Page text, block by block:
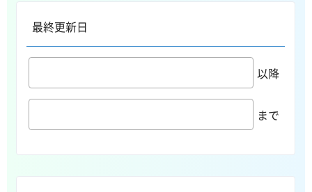
最終更新日
以降
まで